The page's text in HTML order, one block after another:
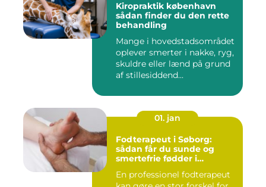
Kiropraktik københavn
sådan finder du den rette
behandling
Mange i hovedstadsområdet
oplever smerter i nakke, ryg,
skuldre eller lænd på grund
af stillesiddend...
01. jan
Fodterapeut i Søborg:
sådan får du sunde og
smertefrie fødder i
En professionel fodterapeut